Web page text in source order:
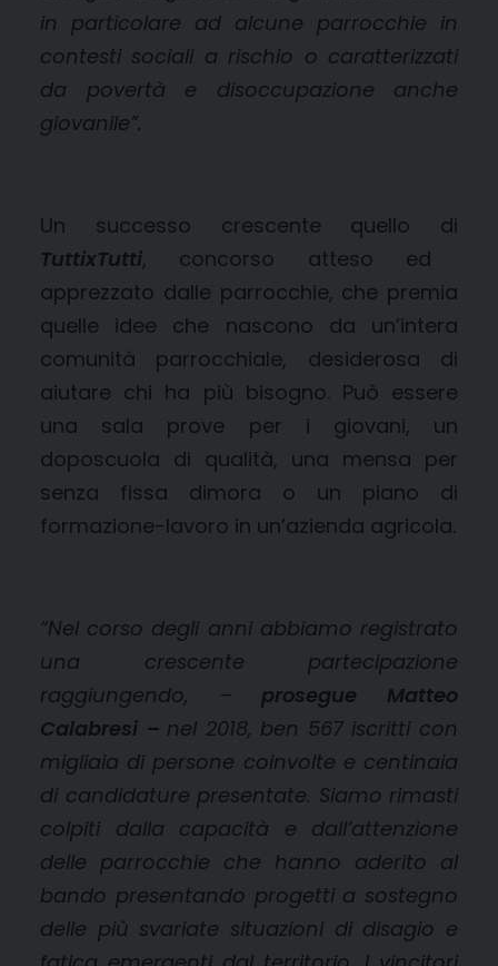
in particolare ad alcune parrocchie in
contesti sociali a rischio o caratterizzati
da povertà e disoccupazione anche
giovanile”.
Un successo crescente quello di
TuttixTutti, concorso atteso ed
apprezzato dalle parrocchie, che premia
quelle idee che nascono da un’intera
comunità parrocchiale, desiderosa di
aiutare chi ha più bisogno. Può essere
una sala prove per i giovani, un
doposcuola di qualità, una mensa per
senza fissa dimora o un piano di
formazione-lavoro in un’azienda agricola.
“Nel corso degli anni abbiamo registrato
una crescente partecipazione
raggiungendo, – prosegue Matteo
Calabresi – nel 2018, ben 567 iscritti con
migliaia di persone coinvolte e centinaia
di candidature presentate. Siamo rimasti
colpiti dalla capacità e dall’attenzione
delle parrocchie che hanno aderito al
bando presentando progetti a sostegno
delle più svariate situazioni di disagio e